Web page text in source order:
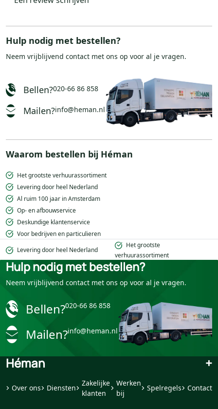
Hulp nodig met bestellen?
Neem vrijblijvend contact met ons op voor al je vragen.
Bellen?020-66 86 858
Mailen?info@heman.nl
Waarom bestellen bij Héman
Het grootste verhuurassortiment
Levering door heel Nederland
Al ruim 100 jaar in Amsterdam
Op- en afbouwservice
Deskundige klantenservice
Voor bedrijven en particulieren
Levering door heel Nederland
Het grootste
verhuurassortiment
Hulp nodig met bestellen?
Neem vrijblijvend contact met ons op voor al je vragen.
Bellen?020-66 86 858
Mailen?info@heman.nl
Héman +
Over ons Diensten
Zakelijke
klanten
Werken
bij
Spelregels Contact